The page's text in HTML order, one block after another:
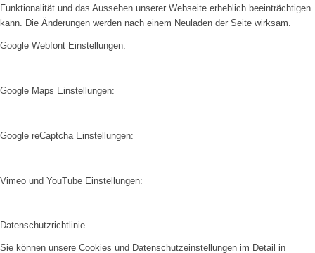
Funktionalität und das Aussehen unserer Webseite erheblich beeinträchtigen
kann. Die Änderungen werden nach einem Neuladen der Seite wirksam.
Google Webfont Einstellungen:
Google Maps Einstellungen:
Google reCaptcha Einstellungen:
Vimeo und YouTube Einstellungen:
Datenschutzrichtlinie
Sie können unsere Cookies und Datenschutzeinstellungen im Detail in